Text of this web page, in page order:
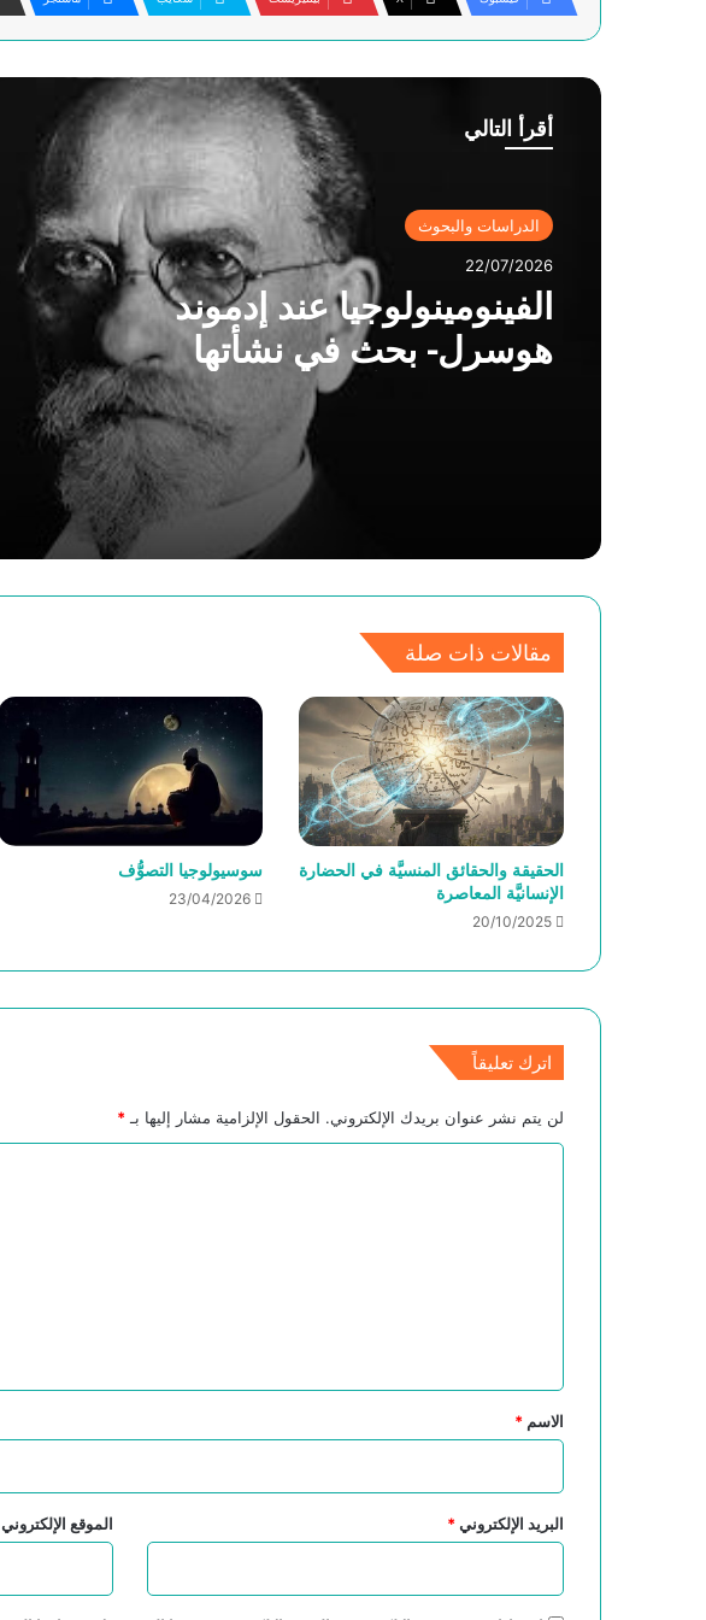
أقرأ التالي
الدراسات والبحوث
22/07/2026
الفينومينولوجيا عند إدموند
هوسرل- بحث في نشأتها
وعناصرها الأساسية
مقالات ذات صلة
الحقيقة والحقائق المنسيَّة في الحضارة
الإنسانيَّة المعاصرة
20/10/2025
سوسيولوجيا التصوُّف
23/04/2026
اترك تعليقاً
لن يتم نشر عنوان بريدك الإلكتروني. الحقول الإلزامية مشار إليها بـ *
*
الاسم *
البريد الإلكتروني* الموقع الإلكتروني